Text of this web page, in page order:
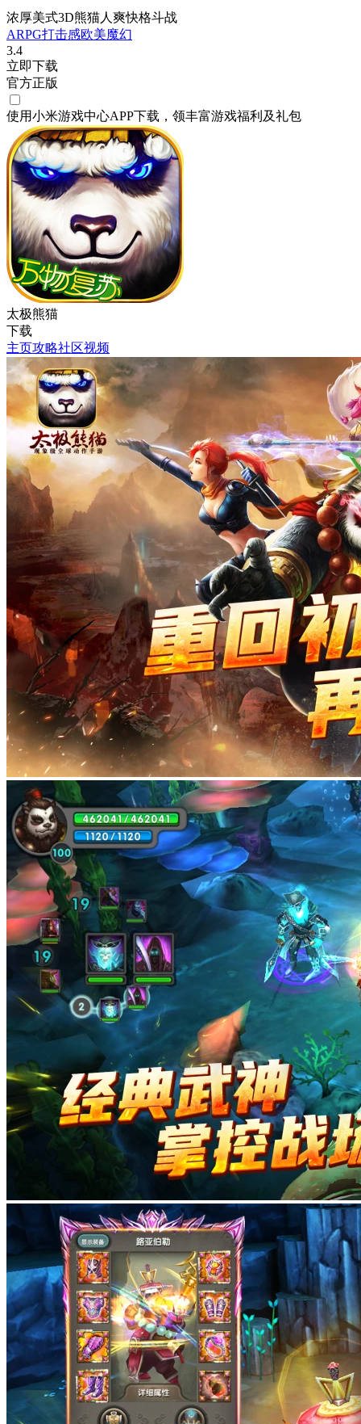
浓厚美式3D熊猫人爽快格斗战
ARPG打击感欧美魔幻
3.4
立即下载
官方正版
使用小米游戏中心APP下载 ，领丰富游戏福利 及礼包
太极熊猫
下载
主页攻略社区视频